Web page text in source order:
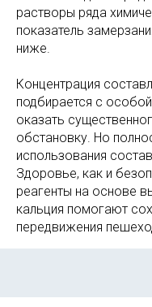
растворы ряда
показатель
ниже.
Концентрация
подбирается с
оказать
обстановку. Но
использования
Здоровье, как и
реагенты на основе
кальция помогают
передвижения